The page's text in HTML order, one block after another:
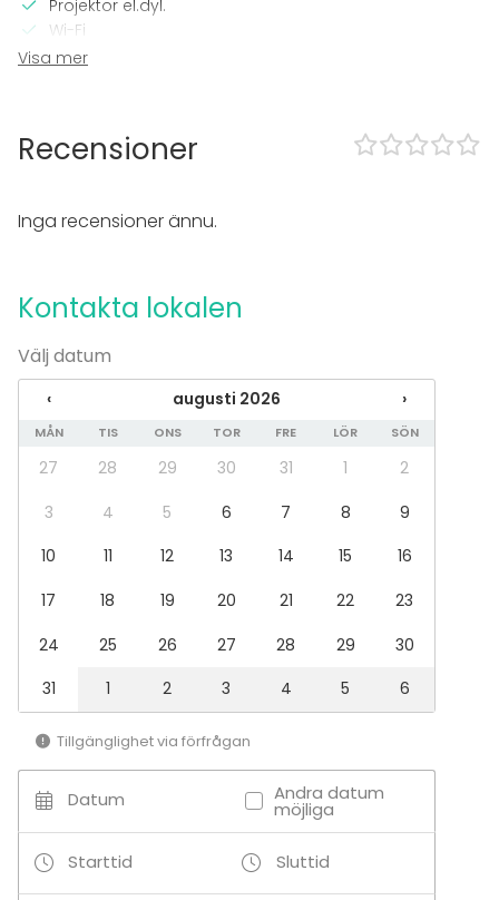
Projektor el.dyl.
Wi-Fi
TV
Bastu
Utrustning
Handdukar
Evenemang
Bröllop
Spa / relax / bastu
Möte
Mässa / Utställning
Rekreation
Upplevelse / aktivitet
Julbord / Julfest
Chambre séparée
Tilläggsuppgifter om aktiviteter
Visa mer
Recensioner
Inga recensioner ännu.
Kontakta lokalen
Välj datum
‹ augusti 2026 ›
MÅN TIS ONS TOR FRE LÖR SÖN
27 28 29 30 31 1
2
3
4 5 6 7 8
9
10
11 12 13 14 15
16
17
18 19 20 21 22
23
24
25 26 27 28 29
30
31
1 2 3 4 5 6
Tillgänglighet via förfrågan
Datum Andra datum
möjliga
Starttid Sluttid